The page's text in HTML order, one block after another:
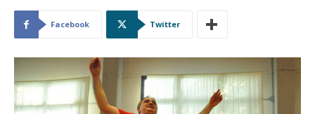
Facebook Twitter